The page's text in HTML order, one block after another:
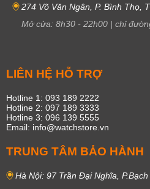
274 Võ Văn Ngân, P. Bình Thọ,
Mở cửa: 8h30 - 22h00 | chỉ
LIÊN HỆ HỖ TRỢ
Hotline 1: 093 189 2222
Hotline 2: 097 189 3333
Hotline 3: 096 139 5555
Email: info@watchstore.vn
TRUNG TÂM BẢO HÀNH
Hà Nội: 97 Trần Đại Nghĩa,